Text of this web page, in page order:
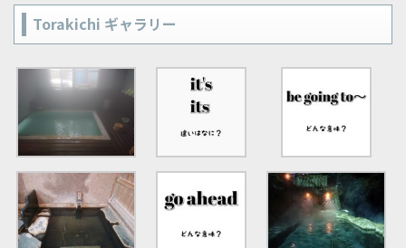
Torakichi ギャラリー